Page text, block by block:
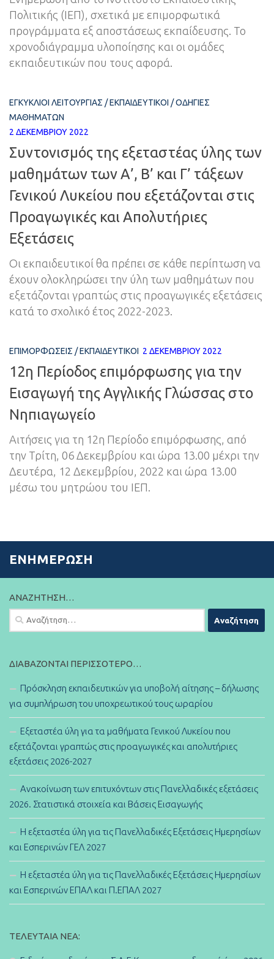
Πολιτικής (ΙΕΠ), σχετικά με επιμορφωτικά
προγράμματα εξ αποστάσεως εκπαίδευσης. Το
χρονοδιάγραμμα υλοποίησης και οι ομάδες
εκπαιδευτικών που τους αφορά.
ΕΓΚΎΚΛΙΟΙ ΛΕΙΤΟΥΡΓΊΑΣ /ΕΚΠΑΙΔΕΥΤΙΚΟΊ /ΟΔΗΓΊΕΣ
ΜΑΘΗΜΆΤΩΝ
2 ΔΕΚΕΜΒΡΊΟΥ 2022
Συντονισμός της εξεταστέας ύλης των
μαθημάτων των Α’, Β’ και Γ’ τάξεων
Γενικού Λυκείου που εξετάζονται στις
Προαγωγικές και Απολυτήριες
Εξετάσεις
Οι εκπαιδευτικοί θα πρέπει σε κάθε περίπτωση να
έχουν ολοκληρώσει την ύλη των μαθημάτων που
εξετάζονται γραπτώς στις προαγωγικές εξετάσεις
κατά το σχολικό έτος 2022-2023.
ΕΠΙΜΟΡΦΏΣΕΙΣ /ΕΚΠΑΙΔΕΥΤΙΚΟΊ 2 ΔΕΚΕΜΒΡΊΟΥ 2022
12η Περίοδος επιμόρφωσης για την
Εισαγωγή της Αγγλικής Γλώσσας στο
Νηπιαγωγείο
Αιτήσεις για τη 12η Περίοδο επιμόρφωσης, από
την Τρίτη, 06 Δεκεμβρίου και ώρα 13.00 μέχρι την
Δευτέρα, 12 Δεκεμβρίου, 2022 και ώρα 13.00
μέσω του μητρώου του ΙΕΠ.
ΕΝΗΜΈΡΩΣΗ
ΑΝΑΖΉΤΗΣΗ…
Αναζήτηση
για:
ΔΙΑΒΆΖΟΝΤΑΙ ΠΕΡΙΣΣΌΤΕΡΟ…
Πρόσκληση εκπαιδευτικών για υποβολή αίτησης – δήλωσης
για συμπλήρωση του υποχρεωτικού τους ωραρίου
Εξεταστέα ύλη για τα μαθήματα Γενικού Λυκείου που
εξετάζονται γραπτώς στις προαγωγικές και απολυτήριες
εξετάσεις 2026-2027
Ανακοίνωση των επιτυχόντων στις Πανελλαδικές εξετάσεις
2026. Στατιστικά στοιχεία και Βάσεις Εισαγωγής
Η εξεταστέα ύλη για τις Πανελλαδικές Εξετάσεις Ημερησίων
και Εσπερινών ΓΕΛ 2027
Η εξεταστέα ύλη για τις Πανελλαδικές Εξετάσεις Ημερησίων
και Εσπερινών ΕΠΑΛ και Π.ΕΠΑΛ 2027
ΤΕΛΕΥΤΑΊΑ ΝΈΑ: